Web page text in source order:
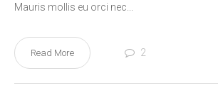
Mauris mollis eu orci nec...
Read More 2